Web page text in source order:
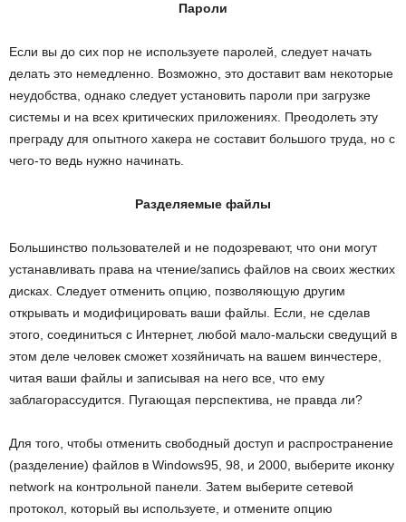
Пароли
Если вы до сих пор не используете паролей, следует начать
делать это немедленно. Возможно, это доставит вам некоторые
неудобства, однако следует установить пароли при загрузке
системы и на всех критических приложениях. Преодолеть эту
преграду для опытного хакера не составит большого труда, но с
чего-то ведь нужно начинать.
Разделяемые файлы
Большинство пользователей и не подозревают, что они могут
устанавливать права на чтение/запись файлов на своих жестких
дисках. Следует отменить опцию, позволяющую другим
открывать и модифицировать ваши файлы. Если, не сделав
этого, соединиться с Интернет, любой мало-мальски сведущий в
этом деле человек сможет хозяйничать на вашем винчестере,
читая ваши файлы и записывая на него все, что ему
заблагорассудится. Пугающая перспектива, не правда ли?
Для того, чтобы отменить свободный доступ и распространение
(разделение) файлов в Windows95, 98, и 2000, выберите иконку
network на контрольной панели. Затем выберите сетевой
протокол, который вы используете, и отмените опцию